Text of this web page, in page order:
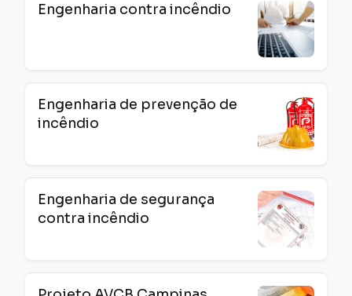
Engenharia contra incêndio
Engenharia de prevenção de
incêndio
Engenharia de segurança
contra incêndio